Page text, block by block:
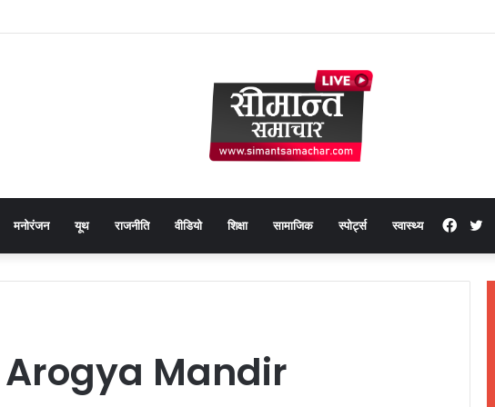
मनोरंजन यूथ राजनीति वीडियो शिक्षा सामाजिक स्पोर्ट्स स्वास्थ्य
Mandir